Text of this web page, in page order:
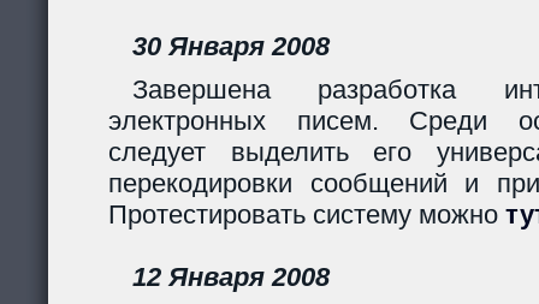
30 Января 2008
Завершена разработка
электронных писем. Среди
следует выделить его
перекодировки сообщений и
Протестировать систему можно
12 Января 2008